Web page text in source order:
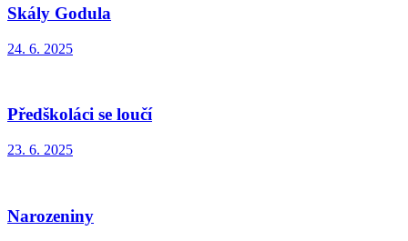
Skály Godula
24. 6. 2025
Předškoláci se loučí
23. 6. 2025
Narozeniny